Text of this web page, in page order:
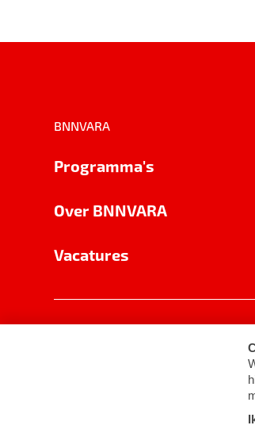
BNNVARA
Programma's
Over BNNVARA
Vacatures
Cookie-